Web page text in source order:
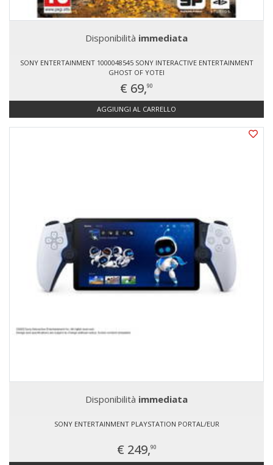
Disponibilità immediata
SONY ENTERTAINMENT 1000048545 SONY INTERACTIVE ENTERTAINMENT
GHOST OF YOTEI
€ 69,90
AGGIUNGI AL CARRELLO
Disponibilità immediata
SONY ENTERTAINMENT PLAYSTATION PORTAL/EUR
€ 249,90